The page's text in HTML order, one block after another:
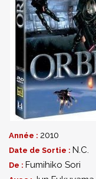
Année : 2010
Date de Sortie : N.C.
De : Fumihiko Sori